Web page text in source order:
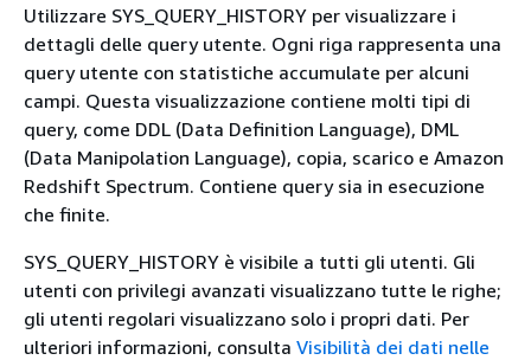
Utilizzare SYS_QUERY_HISTORY per visualizzare i
dettagli delle query utente. Ogni riga rappresenta una
query utente con statistiche accumulate per alcuni
campi. Questa visualizzazione contiene molti tipi di
query, come DDL (Data Definition Language), DML
(Data Manipolation Language), copia, scarico e Amazon
Redshift Spectrum. Contiene query sia in esecuzione
che finite.
SYS_QUERY_HISTORY è visibile a tutti gli utenti. Gli
utenti con privilegi avanzati visualizzano tutte le righe;
gli utenti regolari visualizzano solo i propri dati. Per
ulteriori informazioni, consulta Visibilità dei dati nelle